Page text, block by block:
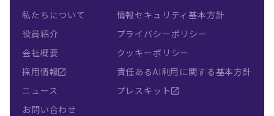
私たちについて
役員紹介
会社概要
採用情報
ニュース
お問い合わせ
情報セキュリティ基本方針
プライバシーポリシー
クッキーポリシー
責任あるAI利用に関する基本方針
プレスキット